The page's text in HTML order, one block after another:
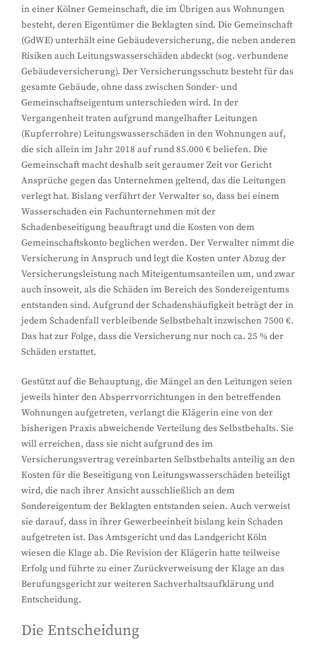
in einer Kölner Gemeinschaft, die im Übrigen aus Wohnungen
besteht, deren Eigentümer die Beklagten sind. Die Gemeinschaft
(GdWE) unterhält eine Gebäudeversicherung, die neben anderen
Risiken auch Leitungswasserschäden abdeckt (sog. verbundene
Gebäudeversicherung). Der Versicherungsschutz besteht für das
gesamte Gebäude, ohne dass zwischen Sonder- und
Gemeinschaftseigentum unterschieden wird. In der
Vergangenheit traten aufgrund mangelhafter Leitungen
(Kupferrohre) Leitungswasserschäden in den Wohnungen auf,
die sich allein im Jahr 2018 auf rund 85.000 € beliefen. Die
Gemeinschaft macht deshalb seit geraumer Zeit vor Gericht
Ansprüche gegen das Unternehmen geltend, das die Leitungen
verlegt hat. Bislang verfährt der Verwalter so, dass bei einem
Wasserschaden ein Fachunternehmen mit der
Schadenbeseitigung beauftragt und die Kosten von dem
Gemeinschaftskonto beglichen werden. Der Verwalter nimmt die
Versicherung in Anspruch und legt die Kosten unter Abzug der
Versicherungsleistung nach Miteigentumsanteilen um, und zwar
auch insoweit, als die Schäden im Bereich des Sondereigentums
entstanden sind. Aufgrund der Schadenshäufigkeit beträgt der in
jedem Schadenfall verbleibende Selbstbehalt inzwischen 7500 €.
Das hat zur Folge, dass die Versicherung nur noch ca. 25 % der
Schäden erstattet.
Gestützt auf die Behauptung, die Mängel an den Leitungen seien
jeweils hinter den Absperrvorrichtungen in den betreffenden
Wohnungen aufgetreten, verlangt die Klägerin eine von der
bisherigen Praxis abweichende Verteilung des Selbstbehalts. Sie
will erreichen, dass sie nicht aufgrund des im
Versicherungsvertrag vereinbarten Selbstbehalts anteilig an den
Kosten für die Beseitigung von Leitungswasserschäden beteiligt
wird, die nach ihrer Ansicht ausschließlich an dem
Sondereigentum der Beklagten entstanden seien. Auch verweist
sie darauf, dass in ihrer Gewerbeeinheit bislang kein Schaden
aufgetreten ist. Das Amtsgericht und das Landgericht Köln
wiesen die Klage ab. Die Revision der Klägerin hatte teilweise
Erfolg und führte zu einer Zurückverweisung der Klage an das
Berufungsgericht zur weiteren Sachverhaltsaufklärung und
Entscheidung.
Die Entscheidung